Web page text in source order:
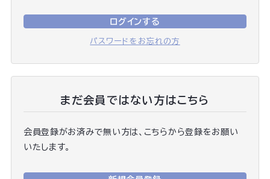
ログインする
パスワードをお忘れの方
まだ会員ではない方はこちら
会員登録がお済みで無い方は、こちらから登録をお願い
いたします。